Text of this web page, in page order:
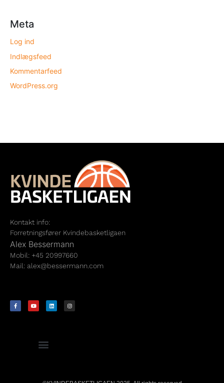
Meta
Log ind
Indlægsfeed
Kommentarfeed
WordPress.org
Kontakt info:
Forretningsfører Kvindebasketligaen
Alex Bessermann
Mobil: +45 20997660
Mail: alex@bessermann.com